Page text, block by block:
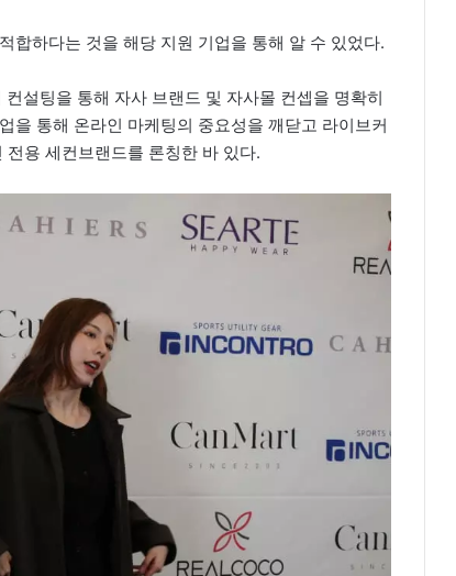
합하다는 것을 해당 지원 기업을 통해 알 수 있었다.
설팅을 통해 자사 브랜드 및 자사몰 컨셉을 명확히
을 통해 온라인 마케팅의 중요성을 깨닫고 라이브커
용 세컨브랜드를 론칭한 바 있다.